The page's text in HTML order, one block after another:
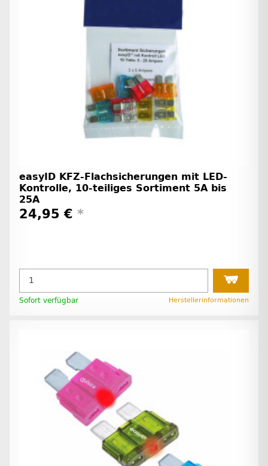
easyID KFZ-Flachsicherungen mit LED-
Kontrolle, 10-teiliges Sortiment 5A bis
25A
24,95 € *
Sofort verfügbar Herstellerinformationen